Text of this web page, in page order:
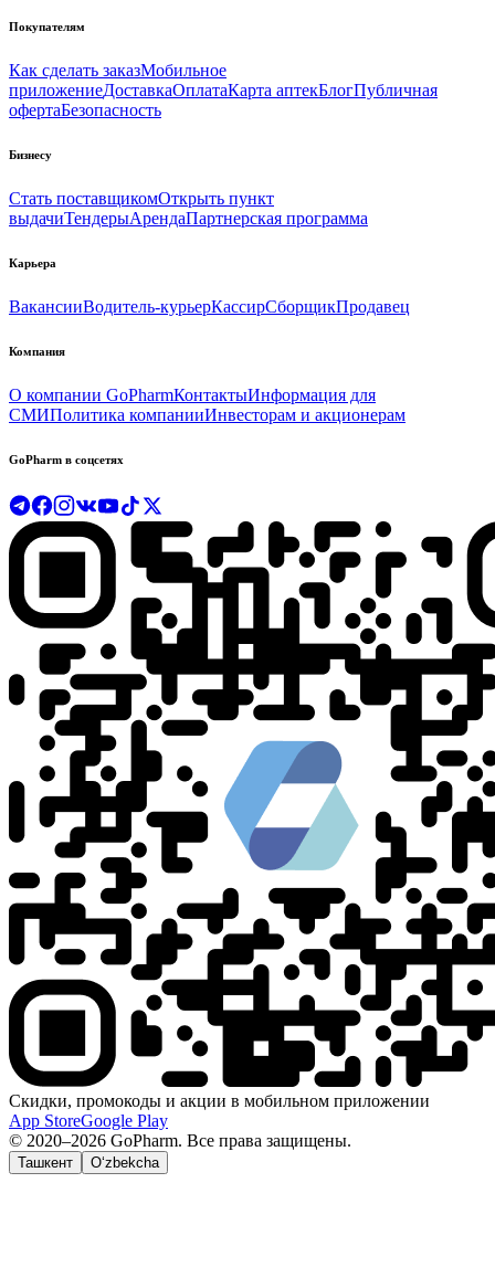
Покупателям
Как сделать заказМобильное
приложениеДоставкаОплатаКарта аптекБлогПубличная
офертаБезопасность
Бизнесу
Стать поставщикомОткрыть пункт
выдачиТендерыАрендаПартнерская программа
Карьера
ВакансииВодитель-курьерКассирСборщикПродавец
Компания
О компании GoPharmКонтактыИнформация для
СМИПолитика компанииИнвесторам и акционерам
GoPharm в соцсетях
Скидки, промокоды и акции в мобильном приложении
App StoreGoogle Play
© 2020–2026 GoPharm. Все права защищены.
Ташкент O‘zbekcha